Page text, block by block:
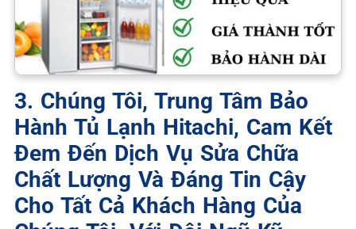
3. Chúng Tôi, Trung Tâm Bảo
Hành Tủ Lạnh Hitachi, Cam Kết
Đem Đến Dịch Vụ Sửa Chữa
Chất Lượng Và Đáng Tin Cậy
Cho Tất Cả Khách Hàng Của